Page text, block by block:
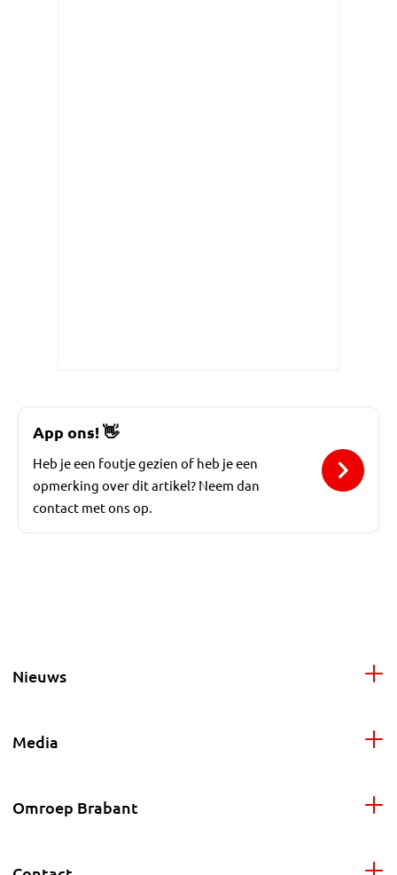
App ons!👋
Heb je een foutje gezien of heb je een
opmerking over dit artikel? Neem dan
contact met ons op.
Nieuws
Media
Omroep Brabant